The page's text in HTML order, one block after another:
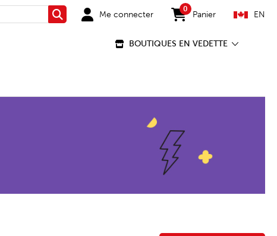
RechercherMe connecter
0
items in cart
Panier EN
BOUTIQUES EN VEDETTE